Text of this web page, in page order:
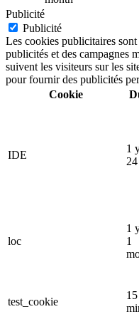
Publicité
Publicité
Les cookies publicitaires
publicités et des campagnes
suivent les visiteurs sur les
pour fournir des publicités
Cookie
IDE
1
loc
1
1
test_cookie
15